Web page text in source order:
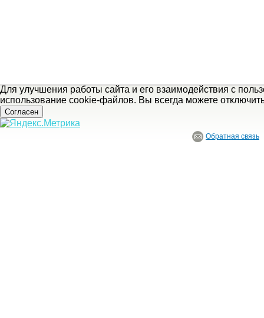
Для улучшения работы сайта и его взаимодействия с
использование cookie-файлов. Вы всегда можете
Согласен
Обратная связь